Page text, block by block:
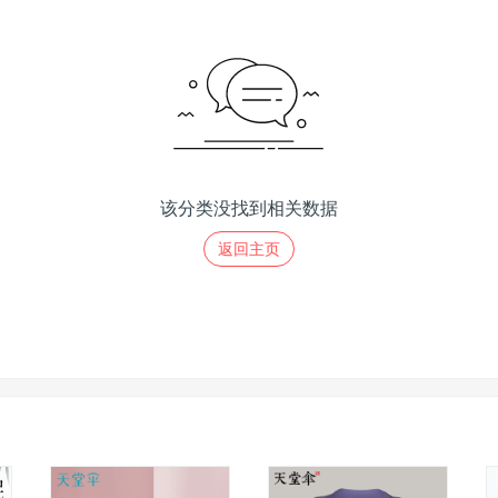
该分类没找到相关数据
返回主页